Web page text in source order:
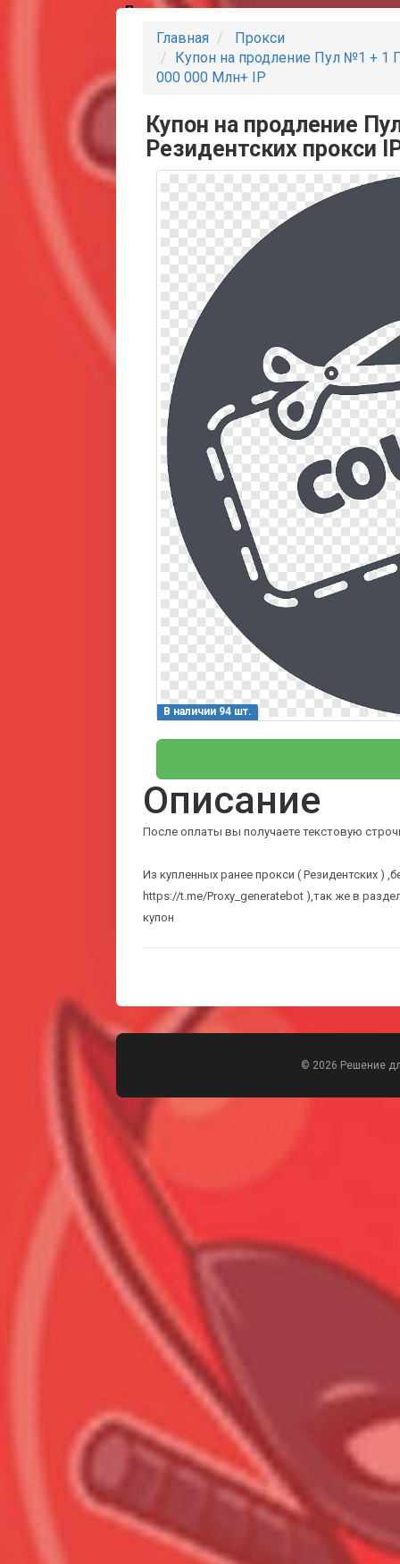
Партнеры
Главная
Прокси
Купон на продление Пул №1 + 1
000 000 Млн+ IP
Купон на продление
Резидентских прокси
В наличии 94 шт.
Описание
После оплаты вы получаете текстовую
Из купленных ранее прокси ( Резидентских )
https://t.me/Proxy_generatebot ),так же в
купон
© 2026 Решение
Всего позиций в корзине
Всего товара в корзине
Сумма к оплате (без